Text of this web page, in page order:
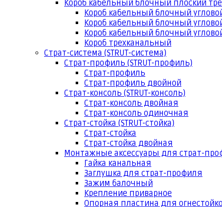
Короб кабельный блочный плоский
Короб кабельный блочный
Короб кабельный блочный
Короб кабельный блочный
Короб трехканальный
Страт-система (STRUT-система)
Страт-профиль (STRUT-профиль)
Страт-профиль
Страт-профиль двойной
Страт-консоль (STRUT-консоль)
Страт-консоль двойная
Страт-консоль одиночная
Страт-стойка (STRUT-стойка)
Страт-стойка
Страт-стойка двойная
Монтажные аксессуары для страт-
Гайка канальная
Заглушка для страт-профиля
Зажим балочный
Крепление приварное
Опорная пластина для